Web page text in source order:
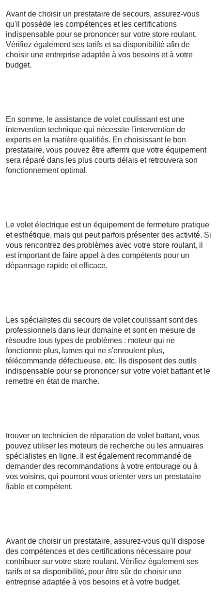
Avant de choisir un prestataire de secours, assurez-vous
qu'il possède les compétences et les certifications
indispensable pour se prononcer sur votre store roulant.
Vérifiez également ses tarifs et sa disponibilité afin de
choisir une entreprise adaptée à vos besoins et à votre
budget.
En somme, le assistance de volet coulissant est une
intervention technique qui nécessite l'intervention de
experts en la matière qualifiés. En choisissant le bon
prestataire, vous pouvez être affermi que votre équipement
sera réparé dans les plus courts délais et retrouvera son
fonctionnement optimal.
Le volet électrique est un équipement de fermeture pratique
et esthétique, mais qui peut parfois présenter des activité. Si
vous rencontrez des problèmes avec votre store roulant, il
est important de faire appel à des compétents pour un
dépannage rapide et efficace.
Les spécialistes du secours de volet coulissant sont des
professionnels dans leur domaine et sont en mesure de
résoudre tous types de problèmes : moteur qui ne
fonctionne plus, lames qui ne s'enroulent plus,
télécommande défectueuse, etc. Ils disposent des outils
indispensable pour se prononcer sur votre volet battant et le
remettre en état de marche.
trouver un technicien de réparation de volet battant, vous
pouvez utiliser les moteurs de recherche ou les annuaires
spécialistes en ligne. Il est également recommandé de
demander des recommandations à votre entourage ou à
vos voisins, qui pourront vous orienter vers un prestataire
fiable et compétent.
Avant de choisir un prestataire, assurez-vous qu'il dispose
des compétences et des certifications nécessaire pour
contribuer sur votre store roulant. Vérifiez également ses
tarifs et sa disponibilité, pour être sûr de choisir une
entreprise adaptée à vos besoins et à votre budget.